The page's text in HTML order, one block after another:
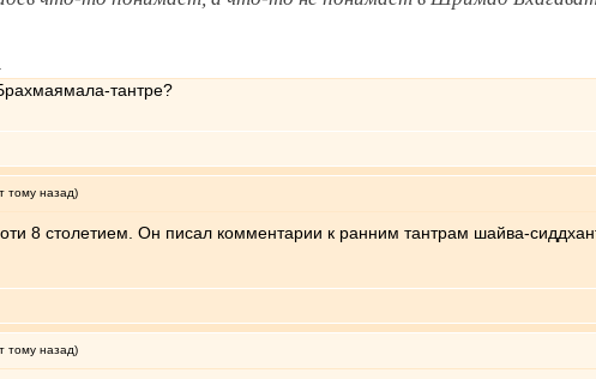
тантре?
тому назад)
8 столетием. Он писал комментарии к ранним тантрам шайва-
тому назад)